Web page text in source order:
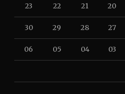
20
21
22
23
27
28
29
30
03
04
05
06